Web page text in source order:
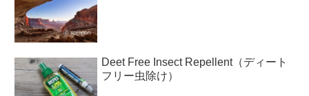
Deet Free Insect Repellent（ディート
フリー虫除け）